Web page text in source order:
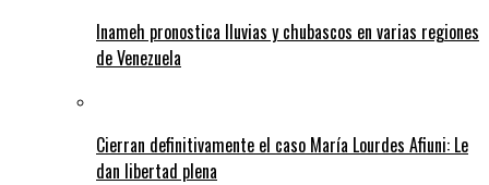
Inameh pronostica lluvias y chubascos en varias regiones
de Venezuela
Cierran definitivamente el caso María Lourdes Afiuni: Le
dan libertad plena